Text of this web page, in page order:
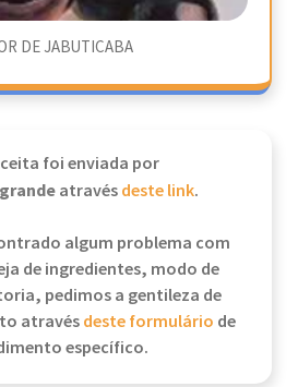
DE JABUTICABA
foi enviada por
atravésdeste link.
algum problema com
de ingredientes, modo de
pedimos a gentileza de
atravésdeste formulário de
específico.